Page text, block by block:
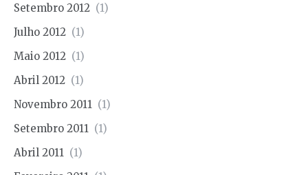
Setembro 2012 (1)
Julho 2012 (1)
Maio 2012 (1)
Abril 2012 (1)
Novembro 2011 (1)
Setembro 2011 (1)
Abril 2011 (1)